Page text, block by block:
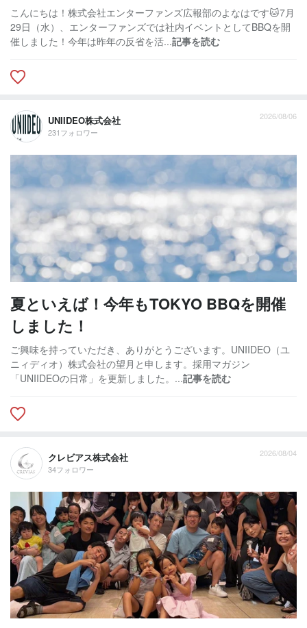
こんにちは！株式会社エンターファンズ広報部のよなはです🐱7月
29日（水）、エンターファンズでは社内イベントとしてBBQを開
催しました！今年は昨年の反省を活...記事を読む
UNIIDEO株式会社
231フォロワー
2026/08/06
夏といえば！今年もTOKYO BBQを開催
しました！
ご興味を持っていただき、ありがとうございます。UNIIDEO（ユ
ニィディオ）株式会社の望月と申します。採用マガジン
「UNIIDEOの日常」を更新しました。...記事を読む
クレビアス株式会社
34フォロワー
2026/08/04